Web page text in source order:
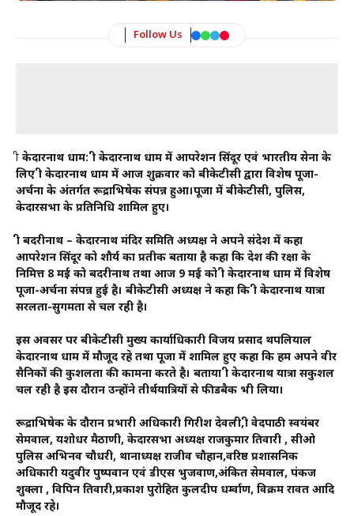
Follow Us
श्री केदारनाथ धाम: श्री केदारनाथ धाम में आपरेशन सिंदूर एवं भारतीय सेना के
लिए श्री केदारनाथ धाम में आज शुक्रवार को बीकेटीसी द्वारा विशेष पूजा-
अर्चना के अंतर्गत रूद्राभिषेक संपन्न हुआ।पूजा में बीकेटीसी, पुलिस,
केदारसभा के प्रतिनिधि शामिल हुए।
श्री बदरीनाथ – केदारनाथ मंदिर समिति अध्यक्ष ने अपने संदेश में कहा
आपरेशन सिंदूर को शौर्य का प्रतीक बताया है कहा कि देश‌ की रक्षा के
निमित्त 8 मई को बदरीनाथ तथा आज 9 मई को श्री केदारनाथ धाम में विशेष
पूजा-अर्चना संपन्न‌ हुई है। बीकेटीसी अध्यक्ष ने कहा कि श्री केदारनाथ यात्रा
सरलता-सुगमता से चल रही है।
इस अवसर पर बीकेटीसी मुख्य कार्याधिकारी विजय प्रसाद थपलियाल
केदारनाथ धाम में मौजूद रहे तथा पूजा में शामिल हुए कहा कि हम अपने वीर
सैनिकों की कुशलता की कामना करते है। बताया श्री केदारनाथ यात्रा सकुशल
चल रही है इस दौरान उन्होंने तीर्थयात्रियों से फीडबैक भी लिया।
रूद्राभिषेक के दौरान प्रभारी अधिकारी गिरीश देवली,श्री वेदपाठी स्वयंबर
सेमवाल, यशोधर मैठाणी, केदारसभा अध्यक्ष राजकुमार तिवारी , सीओ
पुलिस अभिनव चौधरी, थानाध्यक्ष राजीव चौहान,वरिष्ठ प्रशासनिक
अधिकारी यदुवीर पुष्पवान एवं डीएस भुजवाण,अंकित सेमवाल, पंकज
शुक्ला , विपिन तिवारी,प्रकाश पुरोहित कुलदीप धर्म्वाण, विक्रम रावत आदि
मौजूद रहे।